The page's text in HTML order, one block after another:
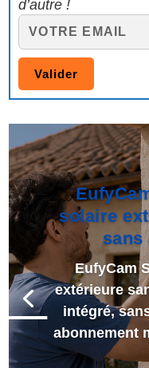
d’autre !
solaire
sans
EufyCam
extérieure
intégré,
abonnement